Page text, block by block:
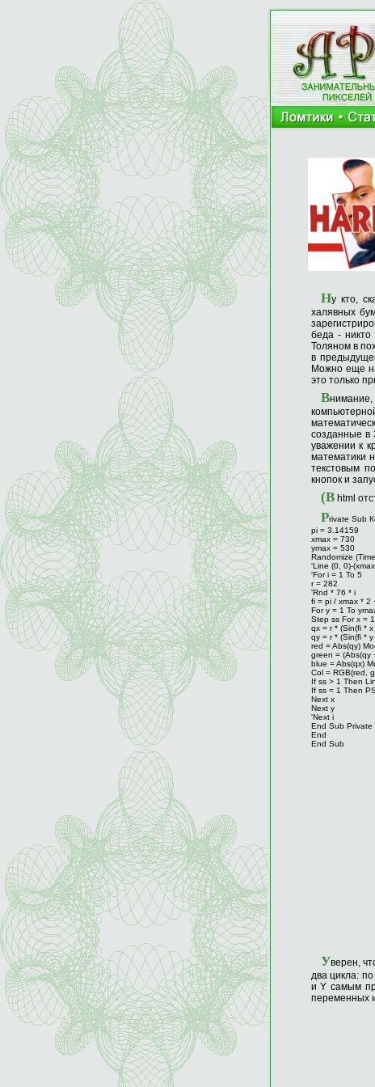
Ну кто,
халявных
беда - никто
Толяном в
в
Можно еще
это только
В
созданные в
уважении к
математики
текстовым
кнопок и
(Вhtml
Private Sub
pi = 3.14159
xmax = 730
ymax = 530
Randomize
'Line (0, 0)-
'For i = 1 To 5
r = 282
'Rnd * 76 * i
fi = pi / xmax * 2
For y = 1 To
Step ss For x =
qx = r * (Sin(fi *
qy = r * (Sin(fi *
red = Abs(qy)
green = (Abs(qy
blue = Abs(qx)
Col = RGB(red,
If ss > 1 Then
If ss = 1 Then
Next x
Next y
'Next i
End Sub Private
End
End Sub
Уверен,
два цикла:
и Y самым
переменных